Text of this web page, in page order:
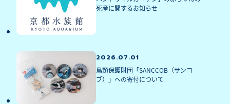
死産に関するお知らせ
2026.07.01
鳥類保護財団「SANCCOB（サンコ
ブ）」への寄付について